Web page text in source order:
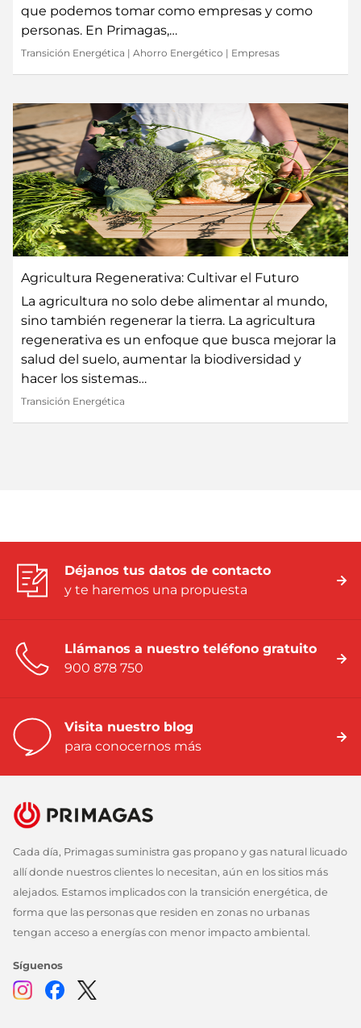
que podemos tomar como empresas y como
personas. En Primagas,…
Transición Energética | Ahorro Energético | Empresas
Agricultura Regenerativa: Cultivar el Futuro
La agricultura no solo debe alimentar al mundo,
sino también regenerar la tierra. La agricultura
regenerativa es un enfoque que busca mejorar la
salud del suelo, aumentar la biodiversidad y
hacer los sistemas…
Transición Energética
Déjanos tus datos de contacto
y te haremos una propuesta
Llámanos a nuestro teléfono gratuito
900 878 750
Visita nuestro blog
para conocernos más
Cada día, Primagas suministra gas propano y gas natural licuado
allí donde nuestros clientes lo necesitan, aún en los sitios más
alejados. Estamos implicados con la transición energética, de
forma que las personas que residen en zonas no urbanas
tengan acceso a energías con menor impacto ambiental.
Síguenos